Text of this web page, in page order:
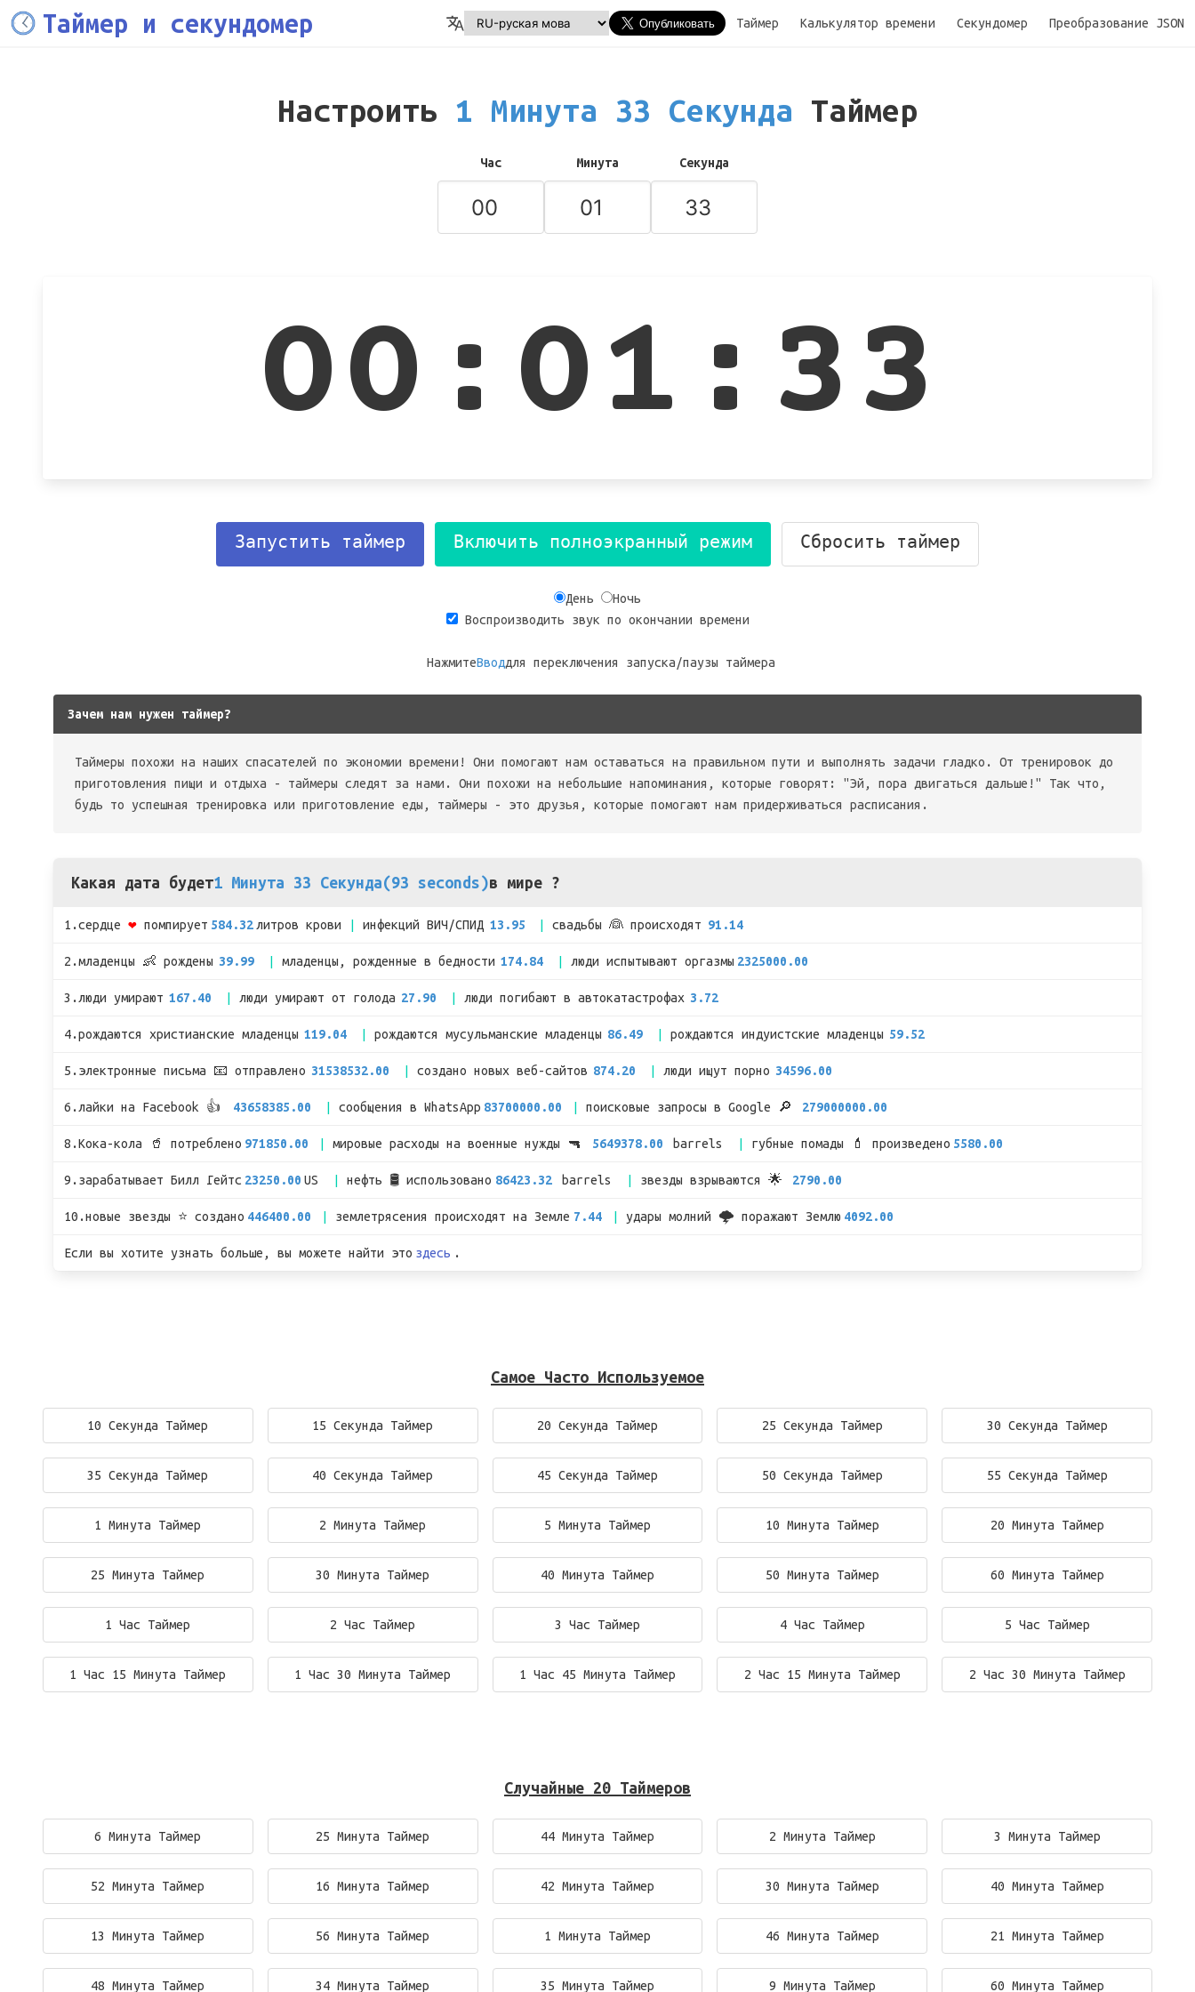
Таймер и секундомер Таймер Калькулятор времени Секундомер Преобразование JSON
Настроить 1 Минута 33 Секунда Таймер
Час Минута Секунда
00:01:33
Запустить таймер Включить полноэкранный режим Сбросить таймер
День
Ночь
Воспроизводить звук по окончании времени
НажмитеВводдля переключения запуска/паузы таймера
Зачем нам нужен таймер?
Таймеры похожи на наших спасателей по экономии времени! Они помогают нам оставаться на правильном пути и выполнять задачи гладко. От тренировок до
приготовления пищи и отдыха - таймеры следят за нами. Они похожи на небольшие напоминания, которые говорят: "Эй, пора двигаться дальше!" Так что,
будь то успешная тренировка или приготовление еды, таймеры - это друзья, которые помогают нам придерживаться расписания.
Какая дата будет1 Минута 33 Секунда(93 seconds)в мире ?
1.сердце ❤ помпирует 584.32 литров крови инфекций ВИЧ/СПИД 13.95 свадьбы 👰 происходят 91.14
2.младенцы 👶 рождены 39.99 младенцы, рожденные в бедности 174.84 люди испытывают оргазмы 2325000.00
3.люди умирают 167.40 люди умирают от голода 27.90 люди погибают в автокатастрофах 3.72
4.рождаются христианские младенцы 119.04 рождаются мусульманские младенцы 86.49 рождаются индуистские младенцы 59.52
5.электронные письма 📧 отправлено 31538532.00 создано новых веб-сайтов 874.20 люди ищут порно 34596.00
6.лайки на Facebook 👍 43658385.00 сообщения в WhatsApp 83700000.00 поисковые запросы в Google 🔎 279000000.00
8.Кока-кола 🥤 потреблено 971850.00 мировые расходы на военные нужды 🔫 5649378.00 barrels губные помады 💄 произведено 5580.00
9.зарабатывает Билл Гейтс 23250.00 US нефть 🛢 использовано 86423.32 barrels звезды взрываются 🌟 2790.00
10.новые звезды ⭐ создано 446400.00 землетрясения происходят на Земле 7.44 удары молний 🌩 поражают Землю 4092.00
Если вы хотите узнать больше, вы можете найти это здесь .
Самое Часто Используемое
10 Секунда Таймер 15 Секунда Таймер 20 Секунда Таймер 25 Секунда Таймер 30 Секунда Таймер
35 Секунда Таймер 40 Секунда Таймер 45 Секунда Таймер 50 Секунда Таймер 55 Секунда Таймер
1 Минута Таймер 2 Минута Таймер 5 Минута Таймер 10 Минута Таймер 20 Минута Таймер
25 Минута Таймер 30 Минута Таймер 40 Минута Таймер 50 Минута Таймер 60 Минута Таймер
1 Час Таймер 2 Час Таймер 3 Час Таймер 4 Час Таймер 5 Час Таймер
1 Час 15 Минута Таймер 1 Час 30 Минута Таймер 1 Час 45 Минута Таймер 2 Час 15 Минута Таймер 2 Час 30 Минута Таймер
Случайные 20 Таймеров
6 Минута Таймер 25 Минута Таймер 44 Минута Таймер 2 Минута Таймер 3 Минута Таймер
52 Минута Таймер 16 Минута Таймер 42 Минута Таймер 30 Минута Таймер 40 Минута Таймер
13 Минута Таймер 56 Минута Таймер 1 Минута Таймер 46 Минута Таймер 21 Минута Таймер
48 Минута Таймер 34 Минута Таймер 35 Минута Таймер 9 Минута Таймер 60 Минута Таймер